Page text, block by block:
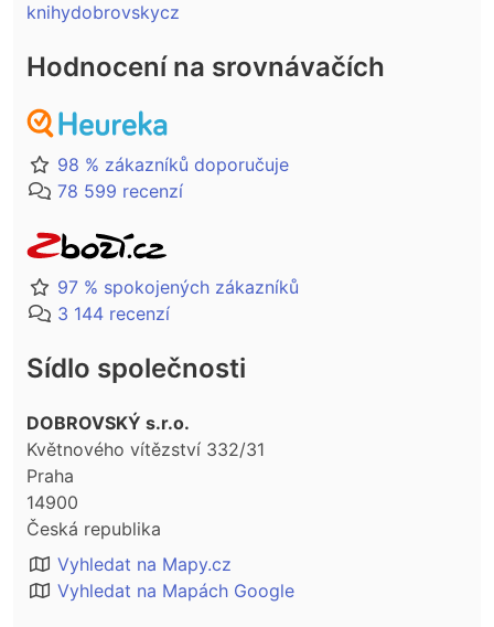
knihydobrovskycz
Hodnocení na srovnávačích
98 % zákazníků doporučuje
78 599 recenzí
97 % spokojených zákazníků
3 144 recenzí
Sídlo společnosti
DOBROVSKÝ s.r.o.
Květnového vítězství 332/31
Praha
14900
Česká republika
Vyhledat na Mapy.cz
Vyhledat na Mapách Google